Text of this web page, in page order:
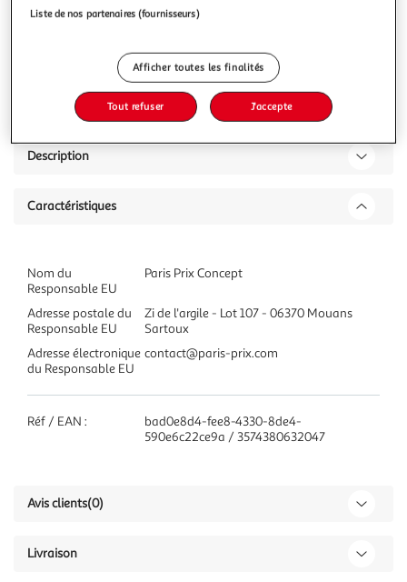
Description
Caractéristiques
Nom du
Responsable EU
Paris Prix Concept
Adresse postale du
Responsable EU
Zi de l'argile - Lot 107 - 06370 Mouans
Sartoux
Adresse électronique
du Responsable EU
contact@paris-prix.com
Réf / EAN :
bad0e8d4-fee8-4330-8de4-
590e6c22ce9a / 3574380632047
Avis clients(0)
Livraison
Liste de nos partenaires (fournisseurs)
Afficher toutes les finalités
Tout refuser J'accepte